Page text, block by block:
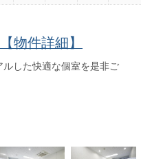
【物件詳細】
した快適な個室を是非ご